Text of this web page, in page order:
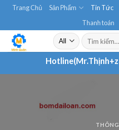
Skip
content
Trang Chủ Sản Phẩm Tin Tức
Thanh toán
Tìm
kiếm: